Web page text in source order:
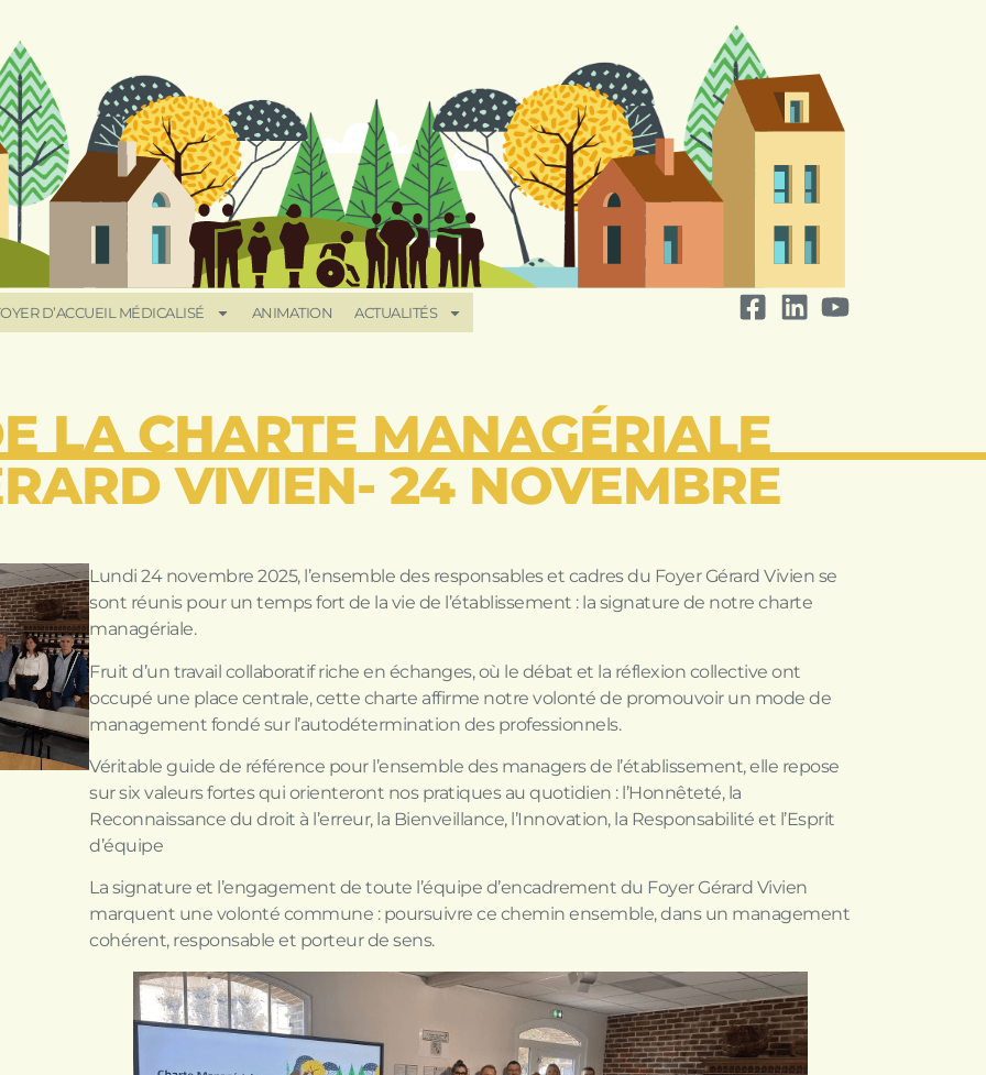
D’ACCUEIL MÉDICALISÉ ANIMATION ACTUALITÉS
LA CHARTE MANAGÉRIALE
VIVIEN- 24 NOVEMBRE
Lundi 24 novembre 2025, l’ensemble des responsables et cadres du Foyer Gérard Vivien se
sont réunis pour un temps fort de la vie de l’établissement : la signature de notre charte
managériale.
Fruit d’un travail collaboratif riche en échanges, où le débat et la réflexion collective ont
occupé une place centrale, cette charte affirme notre volonté de promouvoir un mode de
management fondé sur l’autodétermination des professionnels.
Véritable guide de référence pour l’ensemble des managers de l’établissement, elle repose
sur six valeurs fortes qui orienteront nos pratiques au quotidien : l’Honnêteté, la
Reconnaissance du droit à l’erreur, la Bienveillance, l’Innovation, la Responsabilité et l’Esprit
d’équipe
La signature et l’engagement de toute l’équipe d’encadrement du Foyer Gérard Vivien
marquent une volonté commune : poursuivre ce chemin ensemble, dans un management
cohérent, responsable et porteur de sens.